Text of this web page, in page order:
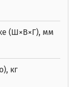
(Ш×В×Г), мм
кг